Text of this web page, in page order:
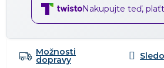
Nakupujte teď,
Možnosti
dopravy